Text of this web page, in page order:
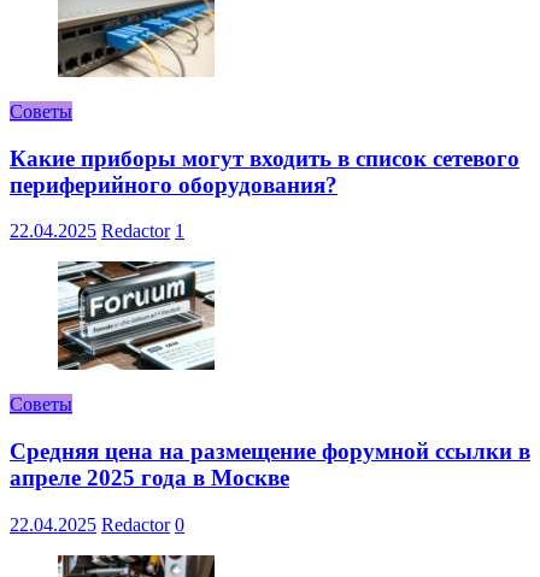
Советы
Какие приборы могут входить в список сетевого
периферийного оборудования?
22.04.2025 Redactor 1
Советы
Средняя цена на размещение форумной ссылки в
апреле 2025 года в Москве
22.04.2025 Redactor 0